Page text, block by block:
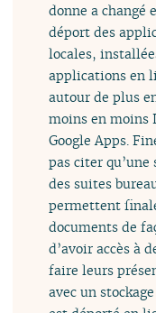
donne a changé
déport des
locales,
applications en
autour de plus
moins en moins
Google Apps.
pas citer
des suites
permettent
documents de
d’avoir accès à
faire leurs
avec un